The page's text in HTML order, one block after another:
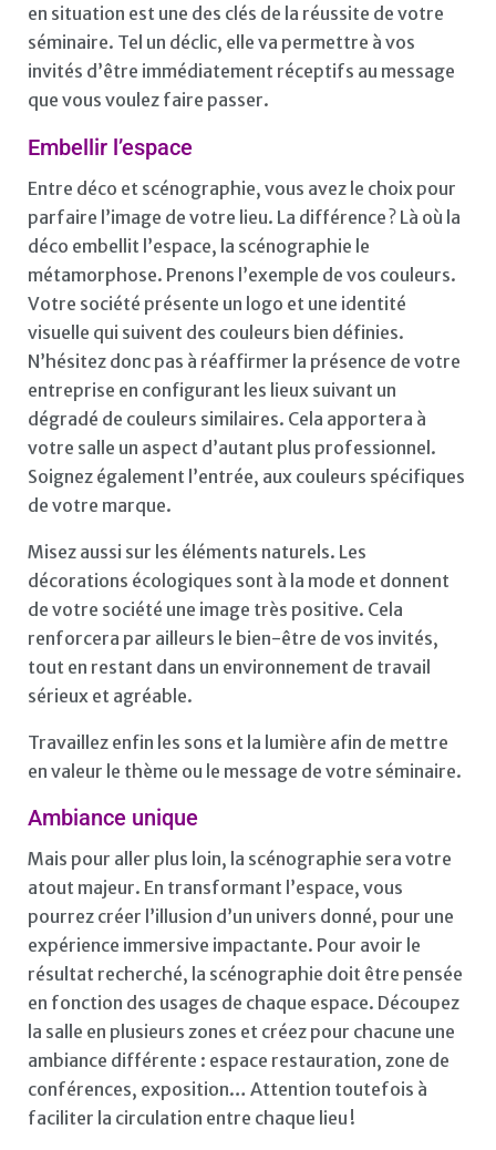
en situation est une des clés de la réussite de votre
séminaire. Tel un déclic, elle va permettre à vos
invités d’être immédiatement réceptifs au message
que vous voulez faire passer.
Embellir l’espace
Entre déco et scénographie, vous avez le choix pour
parfaire l’image de votre lieu. La différence ? Là où la
déco embellit l’espace, la scénographie le
métamorphose. Prenons l’exemple de vos couleurs.
Votre société présente un logo et une identité
visuelle qui suivent des couleurs bien définies.
N’hésitez donc pas à réaffirmer la présence de votre
entreprise en configurant les lieux suivant un
dégradé de couleurs similaires. Cela apportera à
votre salle un aspect d’autant plus professionnel.
Soignez également l’entrée, aux couleurs spécifiques
de votre marque.
Misez aussi sur les éléments naturels. Les
décorations écologiques sont à la mode et donnent
de votre société une image très positive. Cela
renforcera par ailleurs le bien-être de vos invités,
tout en restant dans un environnement de travail
sérieux et agréable.
Travaillez enfin les sons et la lumière afin de mettre
en valeur le thème ou le message de votre séminaire.
Ambiance unique
Mais pour aller plus loin, la scénographie sera votre
atout majeur. En transformant l’espace, vous
pourrez créer l’illusion d’un univers donné, pour une
expérience immersive impactante. Pour avoir le
résultat recherché, la scénographie doit être pensée
en fonction des usages de chaque espace. Découpez
la salle en plusieurs zones et créez pour chacune une
ambiance différente : espace restauration, zone de
conférences, exposition… Attention toutefois à
faciliter la circulation entre chaque lieu !